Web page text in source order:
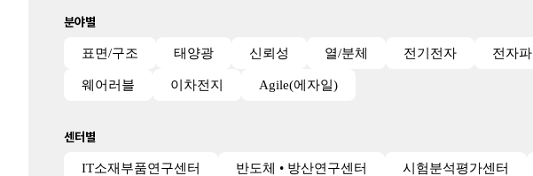
분야별
표면/구조 태양광 신뢰성 열/분체 전기전자 전자파
웨어러블 이차전지 Agile(에자일)
센터별
IT소재부품연구센터 반도체 • 방산연구센터 시험분석평가센터